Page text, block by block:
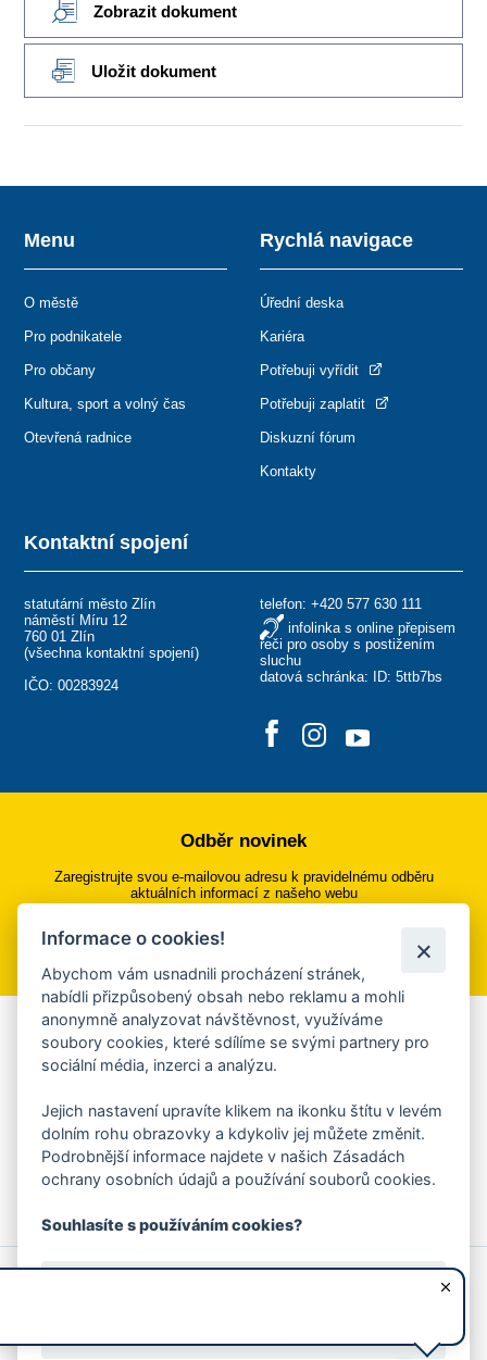
Zobrazit dokument
Uložit dokument
Kontaktní spojení
statutární město Zlín
náměstí Míru 12
760 01 Zlín
(všechna kontaktní spojení)
IČO: 00283924
telefon: +420 577 630 111
infolinka s online přepisem
řeči pro osoby s postižením
sluchu
datová schránka: ID: 5ttb7bs
Menu
O městě
Pro podnikatele
Pro občany
Kultura, sport a volný čas
Otevřená radnice
Rychlá navigace
Úřední deska
Kariéra
Potřebuji vyřídit
Potřebuji zaplatit
Diskuzní fórum
Kontakty
Odběr novinek
Zaregistrujte svou e-mailovou adresu k pravidelnému odběru
aktuálních informací z našeho webu
Přihlásit se k odběru
Aplikace Mobilní rozhlas
Chcete dostávat do svého mobilu či mailu upozornění na
ankety, pozvánky na kulturní a sportovní akce?
Více informací o aplikaci
© 2026 Magistrát města Zlína
Prohlášení o používání cookies
Informace o cookies!
Abychom vám usnadnili procházení stránek,
nabídli přizpůsobený obsah nebo reklamu a mohli
anonymně analyzovat návštěvnost, využíváme
soubory cookies, které sdílíme se svými partnery pro
sociální média, inzerci a analýzu.
Jejich nastavení upravíte klikem na ikonku štítu v levém
dolním rohu obrazovky a kdykoliv jej můžete změnit.
Podrobnější informace najdete v našich Zásadách
ochrany osobních údajů a používání souborů cookies.
Souhlasíte s používáním cookies?